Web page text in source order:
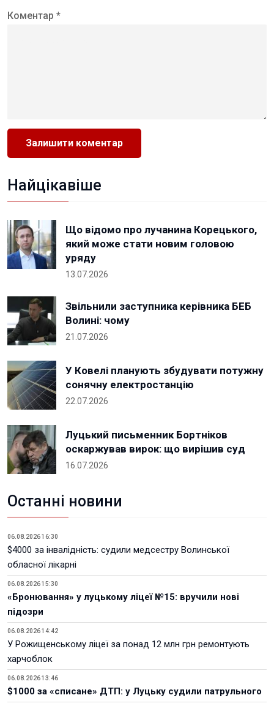
Коментар *
Найцікавіше
Що відомо про лучанина Корецького,
який може стати новим головою
уряду
13.07.2026
Звільнили заступника керівника БЕБ
Волині: чому
21.07.2026
У Ковелі планують збудувати потужну
сонячну електростанцію
22.07.2026
Луцький письменник Бортніков
оскаржував вирок: що вирішив суд
16.07.2026
Останні новини
06.08.2026 16:30
$4000 за інвалідність: судили медсестру Волинської
обласної лікарні
06.08.2026 15:30
«Бронювання» у луцькому ліцеї №15: вручили нові
підозри
06.08.2026 14:42
У Рожищенському ліцеї за понад 12 млн грн ремонтують
харчоблок
06.08.2026 13:46
$1000 за «списане» ДТП: у Луцьку судили патрульного